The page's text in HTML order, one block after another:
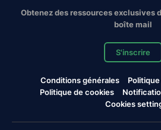
Obtenez des ressources exclusives
boîte mail
S'inscrire
Conditions générales
Politique de cookies
Cookies